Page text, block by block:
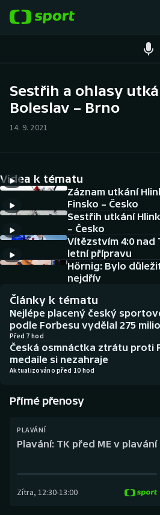
Hokej
Cyklistika
DALŠÍ SPORTY
Americký fotbal
Baseball a softbal
Basketbal
Biatlon
Boby a skeleton
Box
Curling
NEPŘEHLÉDNĚTE
Historické návraty
Aplikace ČT sport
AZ kvíz
Sestřih a ohlasy
Boleslav – Brno
14. 9. 2021
Videa k tématu
Záznam utkání
Finsko – Česko
Sestřih utkání
– Česko
Vítězstvím 4:0 nad
letní přípravu
Hörnig: Bylo
nejdřív
Články k tématu
Nejlépe placený český
podle Forbesu vydělal 275
Před 7 hod
Česká osmnáctka ztrátu proti
medaile si nezahraje
Aktualizováno před 10 hod
Přímé přenosy
PLAVÁNÍ
Plavání: TK před ME v plavání
Zítra, 12:30-13:00